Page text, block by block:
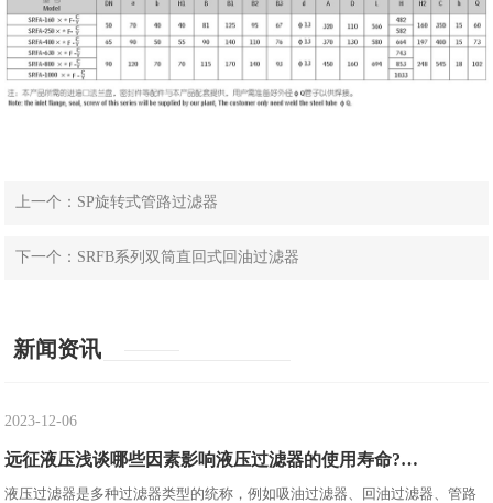
上一个：SP旋转式管路过滤器
下一个：SRFB系列双筒直回式回油过滤器
新闻资讯
2023-12-06
远征液压浅谈哪些因素影响液压过滤器的使用寿命?…
液压过滤器是多种过滤器类型的统称，例如吸油过滤器、回油过滤器、管路